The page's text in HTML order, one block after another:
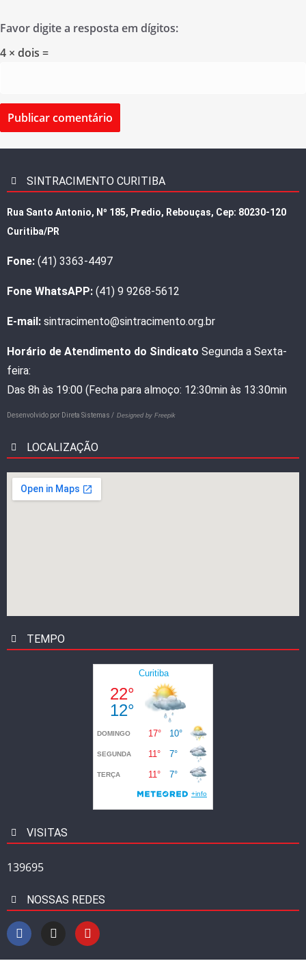
Favor digite a resposta em dígitos:
4 × dois =
SINTRACIMENTO CURITIBA
Rua Santo Antonio, Nº 185, Predio, Rebouças, Cep: 80230-120
Curitiba/PR
Fone: (41) 3363-4497
Fone WhatsAPP: (41) 9 9268-5612
E-mail: sintracimento@sintracimento.org.br
Horário de Atendimento do Sindicato Segunda a Sexta-
feira:
Das 8h às 19:00 (Fecha para almoço: 12:30min às 13:30min
Desenvolvido por Direta Sistemas / Designed by Freepik
LOCALIZAÇÃO
TEMPO
VISITAS
139695
NOSSAS REDES